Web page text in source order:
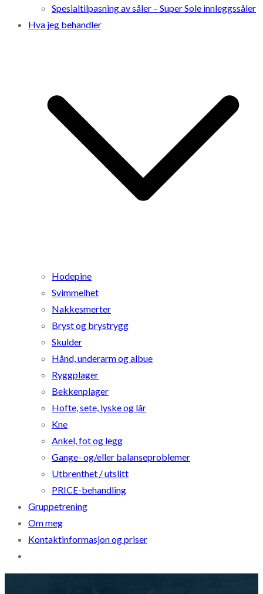
Spesialtilpasning av såler – Super Sole innleggssåler
Hva jeg behandler
Hodepine
Svimmelhet
Nakkesmerter
Bryst og brystrygg
Skulder
Hånd, underarm og albue
Ryggplager
Bekkenplager
Hofte, sete, lyske og lår
Kne
Ankel, fot og legg
Gange- og/eller balanseproblemer
Utbrenthet / utslitt
PRICE-behandling
Gruppetrening
Om meg
Kontaktinformasjon og priser